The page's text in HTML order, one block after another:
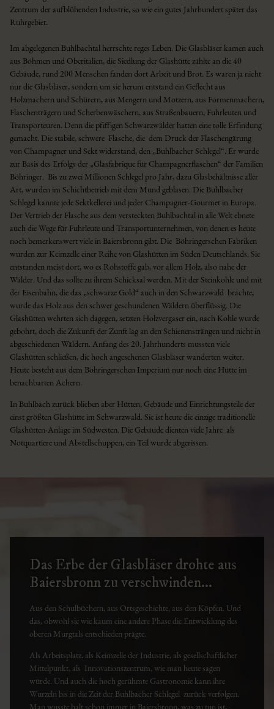
Zentrum der aufblühenden Industrie, so wie ein gutes Jahrhundert später das
Ruhrgebiet.
Im abgelegenen Buhlbachtal herrschte reges Leben. Die Glasbläser kamen auch
aus Böhmen und Oberitalien, die Siedlung der Glashütte zählte an die 40
Gebäude, rund 200 Menschen fanden dort Arbeit und Brot. Es waren ja nicht
nur die Glasbläser, sondern um sie herum entstand ein Geflecht aus
Holzmachern und Schürern, aus Mengern und Motzern, aus Formenmachern,
Flaschenträgern und Scherbenwäschern, aus Straßenbauern, Fuhrleuten und
Transporteuren. Denn die pfiffigen Schwarzwälder hatten eine tolle Erfindung
gemacht. Die stabile, schwere Flasche, die dem Druck der Flaschengärung
von Champagner und Sekt widerstand, den „Buhlbacher Schlegel“. Er wurde
zur Basis des Erfolgs der „Glasfabrique für Champagnerflaschen“ der Familien
Böhringer. Bis zu zwei Millionen Schlegel pro Jahr, dazu Glasbehältnisse aller
Art, wurden im Schichtbetrieb mit dem Mund geblasen. Die Buhlbacher
Schlegel kannte jede Sektkellerei und jeder Champagner-Gourmet in Europa.
Der Vertrieb der Flasche aus dem versteckten Buhlbachtal in alle Welt ebnete
auch die Wege für Fuhrleute und Transportunternehmen, von denen es heute
noch bemerkenswert viele in Baiersbronn gibt. Die Böhringerschen Fabriken
wurden zur Keimzelle einer Reihe von Glashütten im Süden Deutschlands. Sie
entstanden meist dort, wo es Rohstoffe gab, vor allem Holz, also nahe der
Wälder. Und das sollte zu ihrem Schicksal werden. Mit der Steinkohle und mit
der Eisenbahn, die das „schwarze Gold“ auch in den Schwarzwald brachte,
wurde das Holz aus den schwer geschundenen Wäldern überflüssig. Die
Glashütten wehrten sich dagegen, setzten Holzvergaser ein, nach Kohle wurde
gebohrt, doch die Zukunft der Zunft lag an den Schienensträngen und nicht in
abgeschiedenen Wäldern. Anfang des 20. Jahrhunderts mussten viele
Glashütten schließen, die hoch angesehenen Glasbläser wanderten weiter.
Heute besteht aus dem Böhringerschen Imperium nur noch eine Hütte im
benachbarten Achern.
In Buhlbach zurück blieben aber Hütten, Gebäude und Einrichtungsteile der
einst größten Glashütte im Schwarzwald. Sie ist heute die einzige traditionelle
Glashütten-Anlage im Südwesten. Die Gebäude dienten viele Jahre als
Notquartiere und Abstellschuppen, ein Teil wurde abgerissen.
Das Erbe der Glasbläser drohte aus
Baiersbronn zu verschwinden...
Aus den Schulbüchern, aus Ortsgeschichte, aus den Köpfen. Und
das, obwohl sie wie kaum eine andere Phase die Entwicklung des
oberen Murgtals entschieden prägte.
Als Arbeitsplatz, als Keimzelle der Industrie, als gesellschaftlicher
Mittelpunkt, als Innovationszentrum, wie man heute sagen
würde. Und auch die hoch gerühmte Gastronomie kann ihre
Wurzeln bis in die Zeit der Buhlbacher Schlegel zurück verfolgen.
Man wusste halt schon immer in Baiersbronn, was zu tun ist,